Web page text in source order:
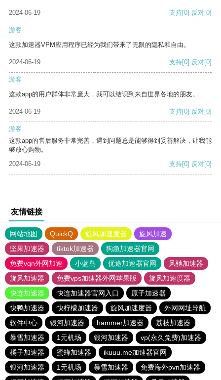
2024-06-19 支持[0] 反对[0]
游客
这款加速器VPM应用程序已经为我们带来了无限的隐私和自由。
2024-06-19 支持[0] 反对[0]
游客
这款app的用户群体非常庞大，我可以结识到来自世界各地的朋友。
2024-06-19 支持[0] 反对[0]
游客
这款app的售后服务非常完善，遇到问题总是能够得到妥善解决，让我能
够放心购物。
2024-06-19
支持[0] 反对[0]
友情链接
网站地图 QuickQ 旋风加速度器
旋风加速
坚果加速器
tiktok加速器
狗急加速器官网
免费vqn外网加速
小蓝鸟 优途加速器官网
风驰加速器
旋风加速器
免费vps加速器外网苹果版
旋风加速度器
快连加速器
快连加速器官网入口
原子加速器
快鸭加速器
快柠檬加速器 旋风加速度器
外网网址导航
软件中心
银河加速器 hammer加速器
荔枝加速器
暴雪加速器
1元机场 银河加速器
vp(永久免费)加速器
橘子加速器
蜜蜂加速器
ikuuu.me加速器官网
银河加速器
1元机场 暴雪加速器
免费海外pvn加速器